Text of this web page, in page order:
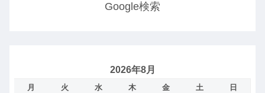
Google検索
2026年8月
月 火 水 木 金 土
日